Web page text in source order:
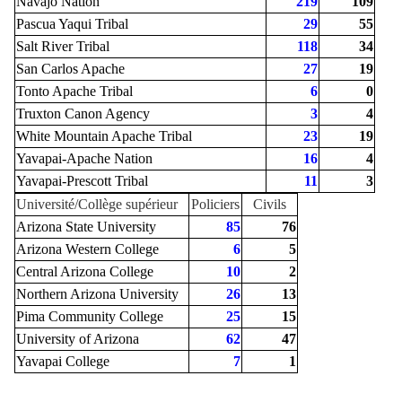
Pascua Yaqui Tribal
29
55
Salt River Tribal
118
34
San Carlos Apache
27
19
Tonto Apache Tribal
6
0
Truxton Canon Agency
3
4
White Mountain Apache Tribal
23
19
Yavapai-Apache Nation
16
4
Yavapai-Prescott Tribal
11
3
Université/Collège supérieur
Policiers
Civils
Arizona State University
85
76
Arizona Western College
6
5
Central Arizona College
10
2
Northern Arizona University
26
13
Pima Community College
25
15
University of Arizona
62
47
Yavapai College
7 1